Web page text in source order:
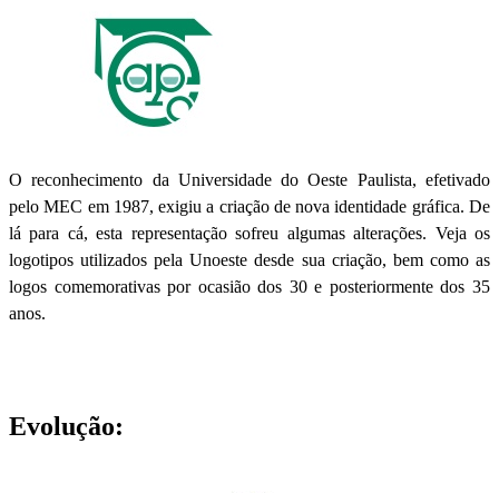
O reconhecimento da Universidade do Oeste Paulista, efetivado
pelo MEC em 1987, exigiu a criação de nova identidade gráfica. De
lá para cá, esta representação sofreu algumas alterações. Veja os
logotipos utilizados pela Unoeste desde sua criação, bem como as
logos comemorativas por ocasião dos 30 e posteriormente dos 35
anos.
Evolução: